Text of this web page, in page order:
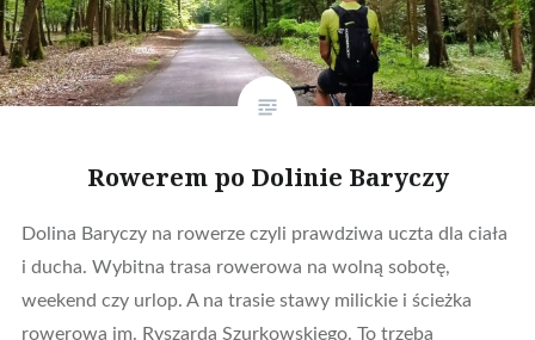
Rowerem po Dolinie Baryczy
Dolina Baryczy na rowerze czyli prawdziwa uczta dla ciała
i ducha. Wybitna trasa rowerowa na wolną sobotę,
weekend czy urlop. A na trasie stawy milickie i ścieżka
rowerowa im. Ryszarda Szurkowskiego. To trzeba